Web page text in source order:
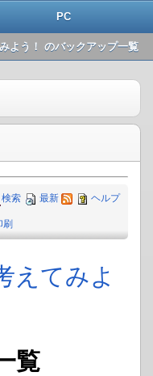
PC
よう！ のバックアップ一覧
検索 最新 ヘルプ
刷
えてみよ
覧